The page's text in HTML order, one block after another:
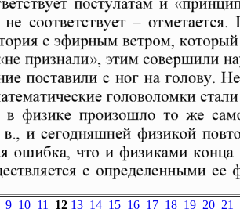
9 10 11 12 13 14 15 16 17 18 19 20 21